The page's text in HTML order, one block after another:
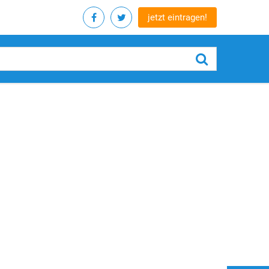
jetzt eintragen!